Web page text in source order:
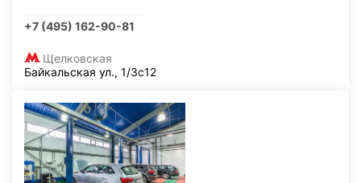
+7 (495) 162-90-81
Щелковская
Байкальская ул., 1/3с12